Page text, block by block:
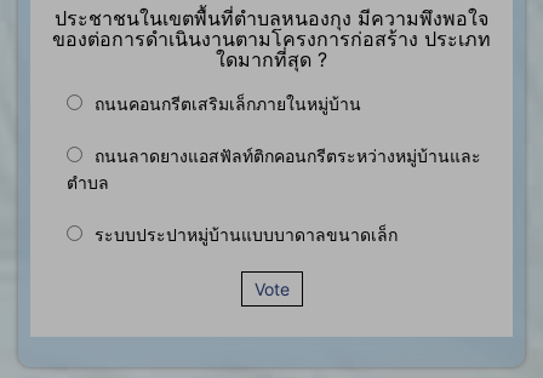
ประชาชนในเขตพื้นที่ตำบลหนองกุง มีความพึงพอใจ
ของต่อการดำเนินงานตามโครงการก่อสร้าง ประเภท
ใดมากที่สุด ?
ถนนคอนกรีตเสริมเล็กภายในหมู่บ้าน
ถนนลาดยางแอสฟัลท์ติกคอนกรีตระหว่างหมู่บ้านและ
ตำบล
ระบบประปาหมู่บ้านแบบบาดาลขนาดเล็ก
Vote